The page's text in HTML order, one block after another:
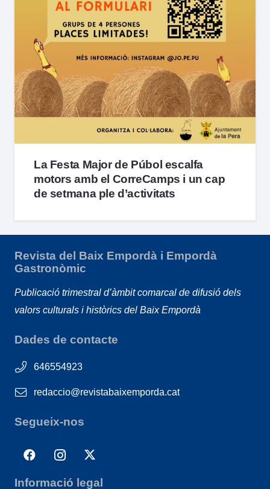
La Festa Major de Púbol escalfa
motors amb el CorreCamps i un cap
de setmana ple d’activitats
Revista del Baix Empordà i Empordà
Gastronòmic
Publicació trimestral d’àmbit comarcal de difusió dels
valors culturals i històrics del Baix Empordà
Dades de contacte
646554923
redaccio@revistabaixemporda.cat
Segueix-nos
Informació legal